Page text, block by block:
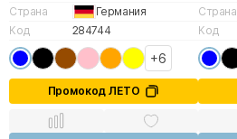
Страна
Германия
Код
284744
+6
Промокод ЛЕТО
Страна
Код